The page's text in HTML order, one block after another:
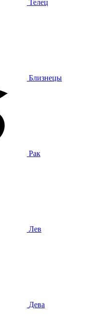
Телец
Близнецы
Рак
Лев
Дева